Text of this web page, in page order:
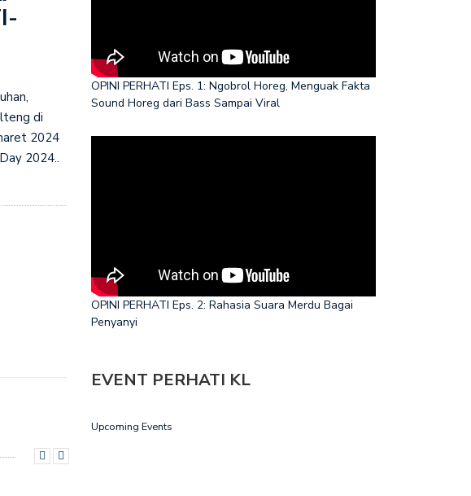
di
2024
2024..
OPINI PERHATI Eps. 1: Ngobrol Horeg, Menguak Fakta
Sound Horeg dari Bass Sampai Viral
OPINI PERHATI Eps. 2: Rahasia Suara Merdu Bagai
Penyanyi
EVENT PERHATI KL
Upcoming Events